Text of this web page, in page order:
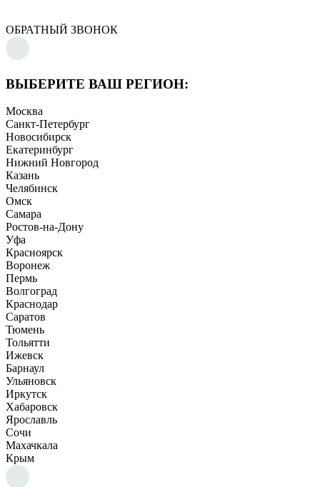
ОБРАТНЫЙ ЗВОНОК
ВЫБЕРИТЕ ВАШ РЕГИОН:
Москва
Санкт-Петербург
Новосибирск
Екатеринбург
Нижний Новгород
Казань
Челябинск
Омск
Самара
Ростов-на-Дону
Уфа
Красноярск
Воронеж
Пермь
Волгоград
Краснодар
Саратов
Тюмень
Тольятти
Ижевск
Барнаул
Ульяновск
Иркутск
Хабаровск
Ярославль
Сочи
Махачкала
Крым